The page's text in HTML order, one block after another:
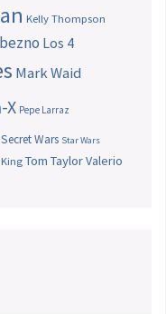
Kelly Thompson
Los 4
Mark Waid
X Pepe Larraz
Secret Wars Star Wars
Tom TaylorValerio